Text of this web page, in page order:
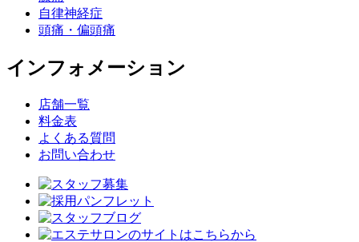
自律神経症
頭痛・偏頭痛
インフォメーション
店舗一覧
料金表
よくある質問
お問い合わせ